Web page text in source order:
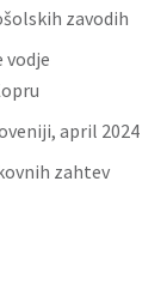
zavodih
vodje
april 2024
zahtev